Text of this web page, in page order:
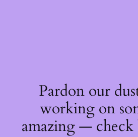
Pardon our
working on
amazing — check